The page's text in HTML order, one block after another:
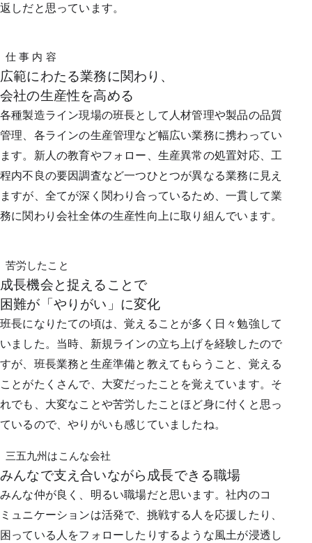
返しだと思っています。
仕 事 内 容
広範にわたる業務に関わり、
会社の生産性を高める
各種製造ライン現場の班長として人材管理や製品の品質
管理、各ラインの生産管理など幅広い業務に携わってい
ます。新人の教育やフォロー、生産異常の処置対応、工
程内不良の要因調査など一つひとつが異なる業務に見え
ますが、全てが深く関わり合っているため、一貫して業
務に関わり会社全体の生産性向上に取り組んでいます。
苦労したこと
成長機会と捉えることで
困難が「やりがい」に変化
班長になりたての頃は、覚えることが多く日々勉強して
いました。当時、新規ラインの立ち上げを経験したので
すが、班長業務と生産準備と教えてもらうこと、覚える
ことがたくさんで、大変だったことを覚えています。そ
れでも、大変なことや苦労したことほど身に付くと思っ
ているので、やりがいも感じていましたね。
三五九州はこんな会社
みんなで支え合いながら成長できる職場
みんな仲が良く、明るい職場だと思います。社内のコ
ミュニケーションは活発で、挑戦する人を応援したり、
困っている人をフォローしたりするような風土が浸透し